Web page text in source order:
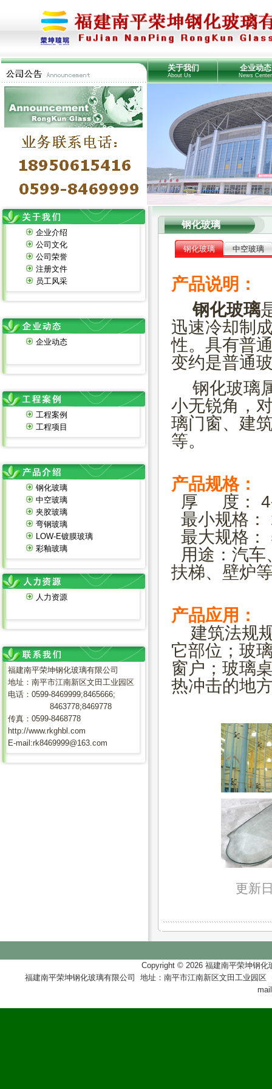
关于我们
About Us
企业动态
News Center
企业介绍
公司文化
公司荣誉
注册文件
员工风采
企业动态
工程案例
工程项目
钢化玻璃
中空玻璃
夹胶玻璃
弯钢玻璃
LOW-E镀膜玻璃
彩釉玻璃
人力资源
福建南平荣坤钢化玻璃有限公司
地址：南平市江南新区文田工业园区
电话：0599-8469999;8465666;
8463778;8469778
传真：0599-8468778
http://www.rkghbl.com
E-mail:rk8469999@163.com
钢化玻璃
钢化玻璃 中空玻璃
产品说明：
钢化玻璃
迅速冷却制
性。具有普
变约是普通
钢化玻璃
小无锐角，
璃门窗、建
等。
产品规格：
厚 度：
最小规格
最大规格
用途：汽车
扶梯、壁炉
产品应用：
建筑法规
它部位；玻
窗户；玻璃
热冲击的地
更新
Copyright © 2026 福建南平荣坤钢化
福建南平荣坤钢化玻璃有限公司 地址：南平市江南新区文田工业园